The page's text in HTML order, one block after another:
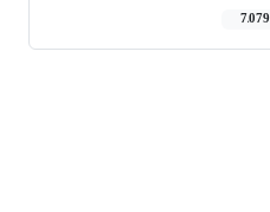
7,079